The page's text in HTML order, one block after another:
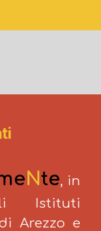
Nte, in
Istituti
Arezzo e